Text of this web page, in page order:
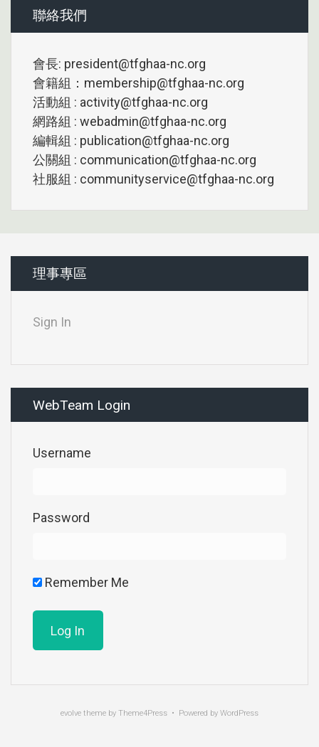
聯絡我們
會長: president@tfghaa-nc.org
會籍組：membership@tfghaa-nc.org
活動組 : activity@tfghaa-nc.org
網路組 : webadmin@tfghaa-nc.org
編輯組 : publication@tfghaa-nc.org
公關組 : communication@tfghaa-nc.org
社服組 : communityservice@tfghaa-nc.org
理事專區
Sign In
WebTeam Login
Username
Password
Remember Me
evolve theme by Theme4Press • Powered by WordPress